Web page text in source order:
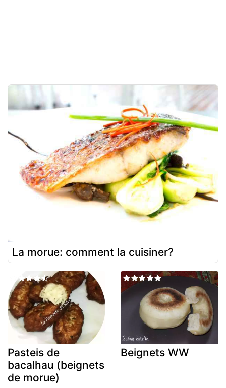
La morue: comment la cuisiner?
Pasteis de
bacalhau (beignets
de morue)
Beignets WW